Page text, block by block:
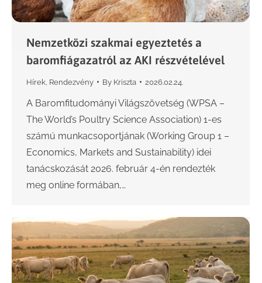
Nemzetközi szakmai egyeztetés a
baromfiágazatról az AKI részvételével
Hírek Rendezvény By Kriszta 2026.02.24.
A Baromfitudományi Világszövetség (WPSA –
The World’s Poultry Science Association) 1-es
számú munkacsoportjának (Working Group 1 –
Economics, Markets and Sustainability) idei
tanácskozását 2026. február 4-én rendezték
meg online formában,…